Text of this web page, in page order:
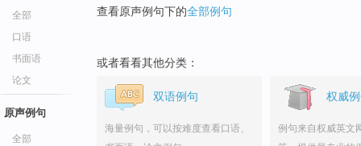
全部
口语
书面语
论文
原声例句
全部
查看原声例句下的全部例句
或者看看其他分类：
双语例句
海量例句，可以按难度查看口语、
权威
例句来自权威英文